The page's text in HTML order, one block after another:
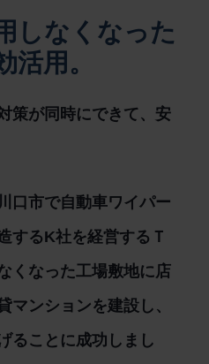
しなくなった
活用。
策が同時にできて、安
口市で自動車ワイパー
するK社を経営するＴ
くなった工場敷地に店
マンションを建設し、
ることに成功しまし